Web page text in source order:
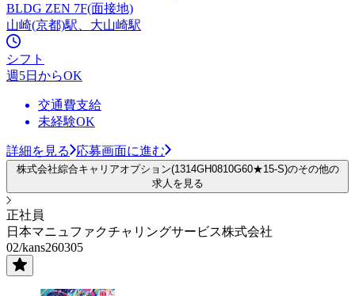
BLDG ZEN 7F(面接地)
山崎(京都)駅、大山崎駅
シフト
週5日からOK
交通費支給
未経験OK
詳細を見る 応募画面に進む
株式会社綜合キャリアオプション(1314GH0810G60★15-S)のその他の
求人を見る
正社員
日本マニュファクチャリングサービス株式会社
02/kans260305